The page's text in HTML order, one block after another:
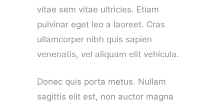
vitae sem vitae ultricies. Etiam
pulvinar eget leo a laoreet. Cras
ullamcorper nibh quis sapien
venenatis, vel aliquam elit vehicula.
Donec quis porta metus. Nullam
sagittis elit est, non auctor magna